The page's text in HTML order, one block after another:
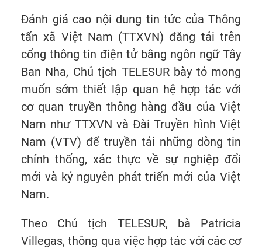
Đánh giá cao nội dung tin tức của Thông
tấn xã Việt Nam (TTXVN) đăng tải trên
cổng thông tin điện tử bằng ngôn ngữ Tây
Ban Nha, Chủ tịch TELESUR bày tỏ mong
muốn sớm thiết lập quan hệ hợp tác với
cơ quan truyền thông hàng đầu của Việt
Nam như TTXVN và Đài Truyền hình Việt
Nam (VTV) để truyền tải những dòng tin
chính thống, xác thực về sự nghiệp đổi
mới và kỷ nguyên phát triển mới của Việt
Nam.
Theo Chủ tịch TELESUR, bà Patricia
Villegas, thông qua việc hợp tác với các cơ